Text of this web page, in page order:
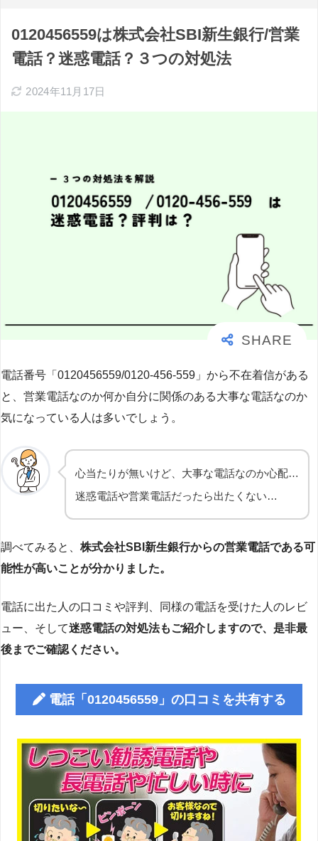
0120456559は株式会社SBI新生銀行/営業
電話？迷惑電話？３つの対処法
2024年11月17日
電話番号「0120456559/0120-456-559」から不在着信がある
と、営業電話なのか何か自分に関係のある大事な電話なのか
気になっている人は多いでしょう。
心当たりが無いけど、大事な電話なのか心配…
迷惑電話や営業電話だったら出たくない…
調べてみると、 株式会社SBI新生銀行からの営業電話である可
能性が高いことが分かりました。
電話に出た人の口コミや評判、同様の電話を受けた人のレビ
ュー、そして迷惑電話の対処法もご紹介しますので、是非最
後までご確認ください。
電話「0120456559」の口コミを共有する